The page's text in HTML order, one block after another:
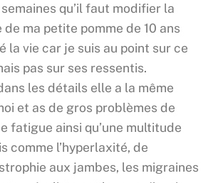
qu’il faut modifier la
ma petite pomme de 10 ans
la vie car je suis au point sur ce
pas sur ses ressentis.
les détails elle a la même
et as de gros problèmes de
fatigue ainsi qu’une multitude
comme l’hyperlaxité, de
aux jambes, les migraines